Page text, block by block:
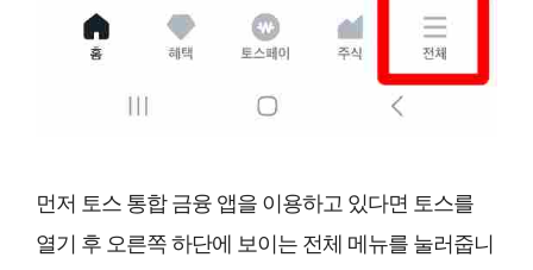
먼저 토스 통합 금융 앱을 이용하고 있다면 토스를
열기 후 오른쪽 하단에 보이는 전체 메뉴를 눌러줍니